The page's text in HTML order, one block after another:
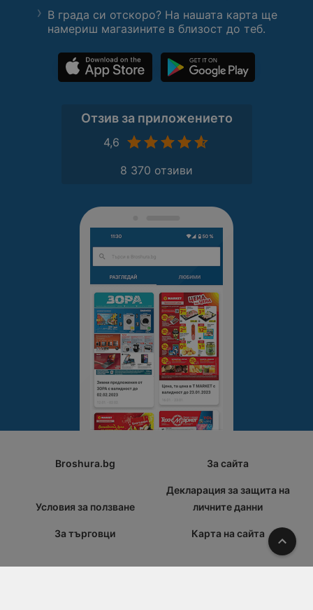
В града си отскоро? На нашата карта ще
намериш магазините в близост до теб.
Отзив за приложението
4,6
8 370 отзиви
Broshura.bg За сайта
Условия за ползване
Декларация за защита на
личните данни
За търговци Карта на сайта